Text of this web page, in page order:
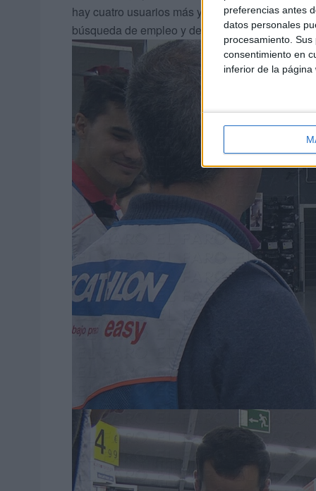
preferencias antes
datos personales
procesamiento.
consentimiento en
inferior de la página
hay cuatro usuarios más y otros dos están a
búsqueda de empleo y desarrollo de